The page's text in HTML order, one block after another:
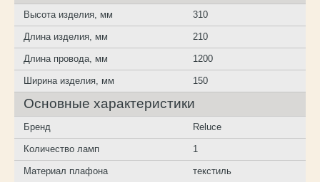
Высота изделия, мм 310
Длина изделия, мм 210
Длина провода, мм 1200
Ширина изделия, мм 150
Основные характеристики
Бренд Reluce
Количество ламп 1
Материал плафона текстиль